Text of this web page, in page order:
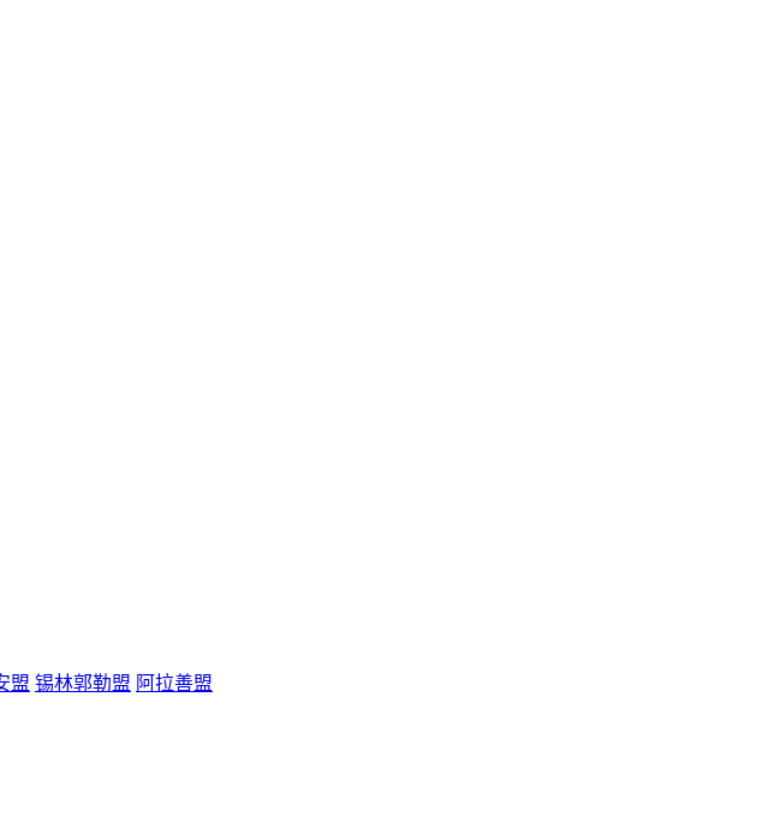
盟 锡林郭勒盟 阿拉善盟